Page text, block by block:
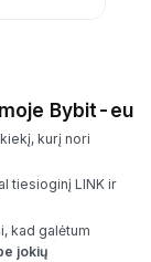
Bybit-eu
kurį nori
tiesioginį LINK ir
kad galėtum
jokių